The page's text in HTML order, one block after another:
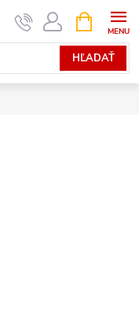
HĽADAŤ
KOŠÍK